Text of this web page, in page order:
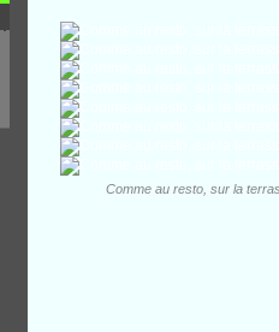
Comme au resto, sur la